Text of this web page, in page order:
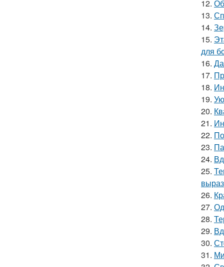
12.
13.
14.
15.
для
16.
17.
18.
19.
20.
21.
22.
23.
24.
25.
26.
27.
28.
29.
30.
31.